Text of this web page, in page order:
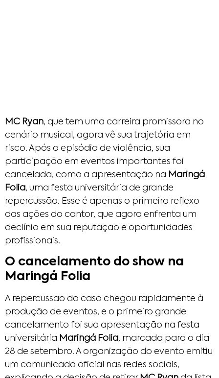
MC Ryan, que tem uma carreira promissora no
cenário musical, agora vê sua trajetória em
risco. Após o episódio de violência, sua
participação em eventos importantes foi
cancelada, como a apresentação na Maringá
Folia, uma festa universitária de grande
repercussão. Esse é apenas o primeiro reflexo
das ações do cantor, que agora enfrenta um
declínio em sua reputação e oportunidades
profissionais.
O cancelamento do show na
Maringá Folia
A repercussão do caso chegou rapidamente à
produção de eventos, e o primeiro grande
cancelamento foi sua apresentação na festa
universitária Maringá Folia, marcada para o dia
28 de setembro. A organização do evento emitiu
um comunicado oficial nas redes sociais,